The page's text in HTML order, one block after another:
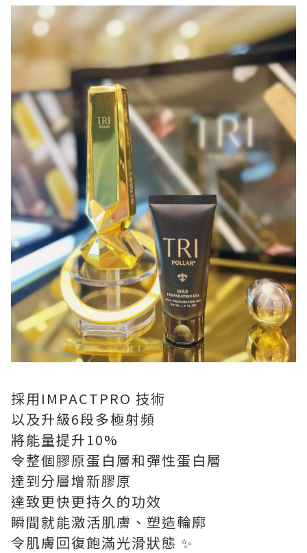
採用IMPACTPRO 技術
以及升級6段多極射頻
將能量提升10%
令整個膠原蛋白層和彈性蛋白層
達到分層增新膠原
達致更快更持久的功效
瞬間就能激活肌膚、塑造輪廓
令肌膚回復飽滿光滑狀態 ✨